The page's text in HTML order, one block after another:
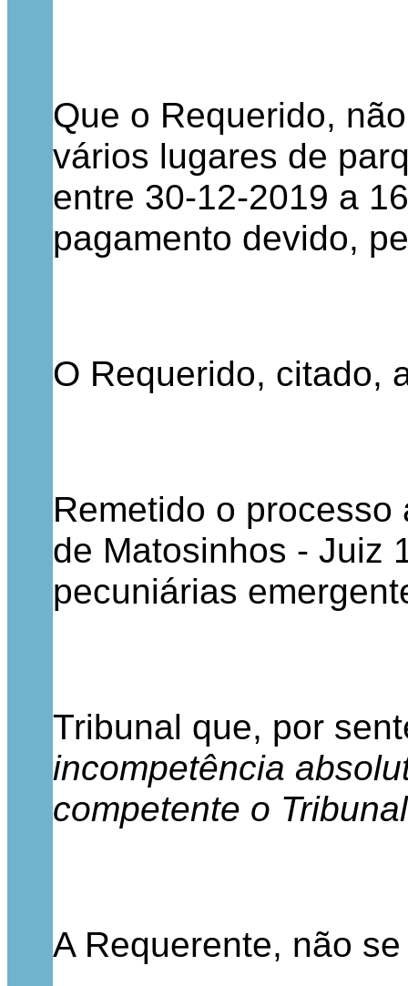
Que o Requerido,
vários lugares de
entre 30-12-2019 a
pagamento devido,
O Requerido, citado,
Remetido o
de Matosinhos - Juiz
pecuniárias
Tribunal que, por
incompetência
competente o
A Requerente, não